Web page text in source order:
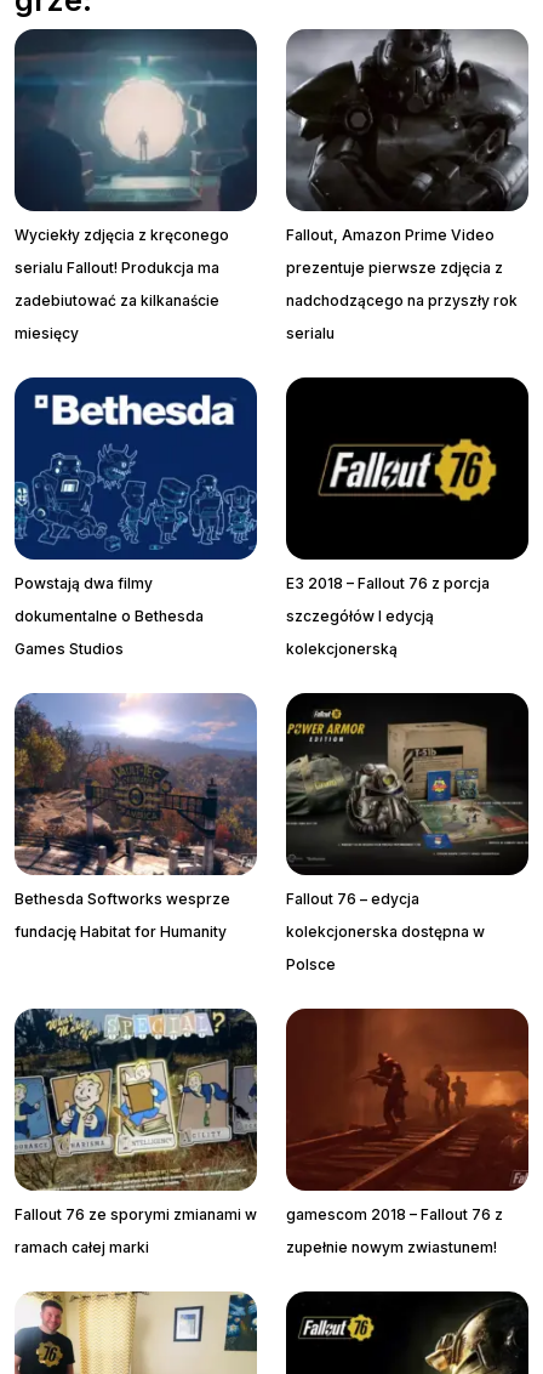
Wyciekły zdjęcia z kręconego
serialu Fallout! Produkcja ma
zadebiutować za kilkanaście
miesięcy
Fallout, Amazon Prime Video
prezentuje pierwsze zdjęcia z
nadchodzącego na przyszły rok
serialu
Powstają dwa filmy
dokumentalne o Bethesda
Games Studios
E3 2018 – Fallout 76 z porcja
szczegółów I edycją
kolekcjonerską
Bethesda Softworks wesprze
fundację Habitat for Humanity
Fallout 76 – edycja
kolekcjonerska dostępna w
Polsce
Fallout 76 ze sporymi zmianami w
ramach całej marki
gamescom 2018 – Fallout 76 z
zupełnie nowym zwiastunem!